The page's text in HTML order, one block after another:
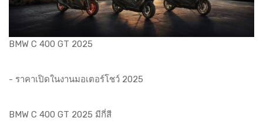
BMW C 400 GT 2025
- ราคาเปิดในงานมอเตอร์โชว์ 2025
BMW C 400 GT 2025 มีกี่สี